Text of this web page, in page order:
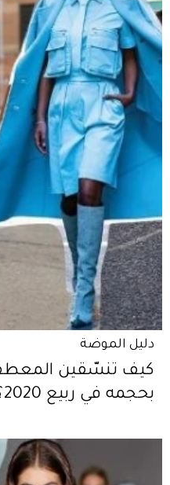
دليل الموضة
كيف تنسّقين
بحجمه في ربيع 2020؟